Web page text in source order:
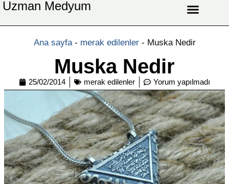
Uzman Medyum
Ana sayfa- merak edilenler- Muska Nedir
Muska Nedir
25/02/2014 merak edilenler Yorum yapılmadı